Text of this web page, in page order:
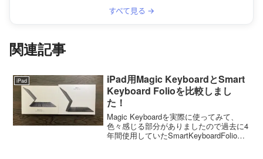
すべて見る →
関連記事
iPad
iPad用Magic KeyboardとSmart
Keyboard Folioを比較しまし
た！
Magic Keyboardを実際に使ってみて、
色々感じる部分がありましたので過去に4
年間使用していたSmartKeyboardFolioと